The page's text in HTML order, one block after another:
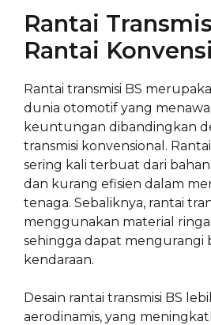
Rantai
Rantai
Rantai transmisi BS
dunia otomotif yang
keuntungan dibandingkan
transmisi konvensional.
sering kali terbuat dari
dan kurang efisien dalam
tenaga. Sebaliknya, rantai
menggunakan material
sehingga dapat mengurangi
kendaraan.
Desain rantai transmisi BS
aerodinamis, yang